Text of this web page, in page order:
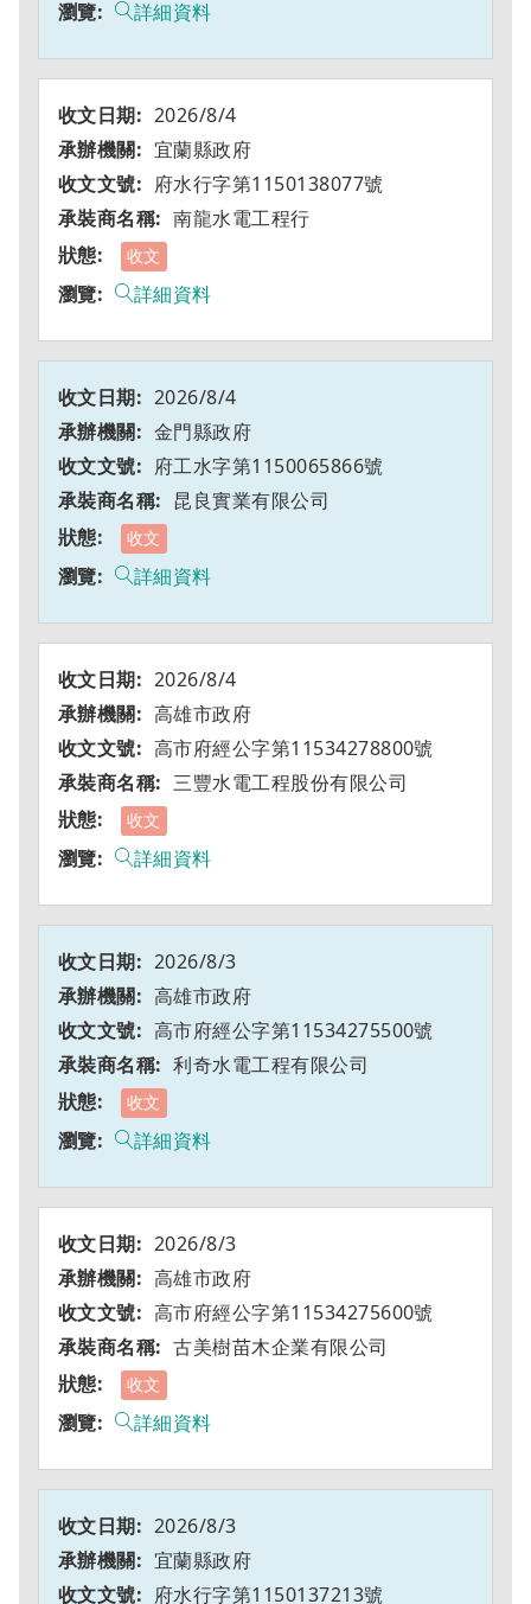
詳細資料
2026/8/4
宜蘭縣政府
府水行字第1150138077號
南龍水電工程行
收文
詳細資料
2026/8/4
金門縣政府
府工水字第1150065866號
昆良實業有限公司
收文
詳細資料
2026/8/4
高雄市政府
高市府經公字第11534278800號
三豐水電工程股份有限公司
收文
詳細資料
2026/8/3
高雄市政府
高市府經公字第11534275500號
利奇水電工程有限公司
收文
詳細資料
2026/8/3
高雄市政府
高市府經公字第11534275600號
古美樹苗木企業有限公司
收文
詳細資料
2026/8/3
宜蘭縣政府
府水行字第1150137213號